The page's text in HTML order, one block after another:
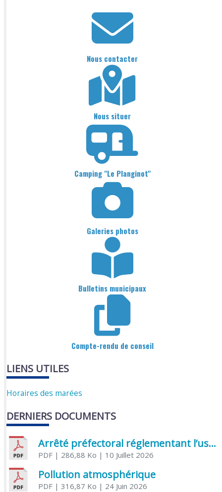
Nous contacter
Nous situer
Camping "Le Planginot"
Galeries photos
Bulletins municipaux
Compte-rendu de conseil
LIENS UTILES
Horaires des marées
DERNIERS DOCUMENTS
Arrêté préfectoral réglementant l’usage de l’eau
PDF| 286,88 Ko | 10 Juillet 2026
Pollution atmosphérique
PDF| 316,87 Ko | 24 Juin 2026